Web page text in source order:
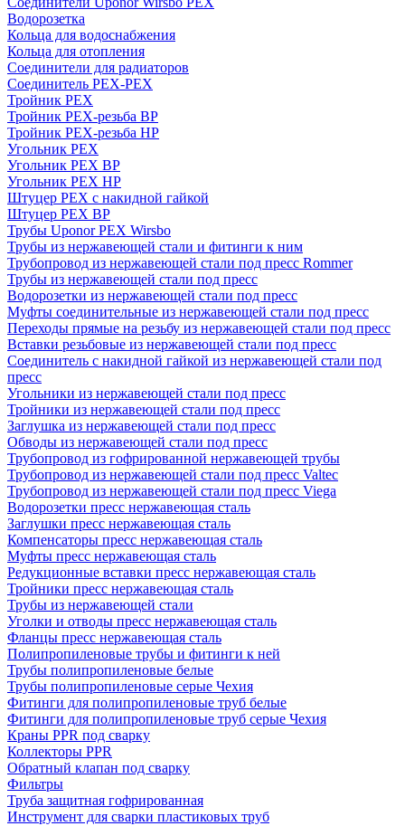
Водорозетка
Кольца для водоснабжения
Кольца для отопления
Соединители для радиаторов
Соединитель PEX-PEX
Тройник PEX
Тройник PEX-резьба ВР
Тройник PEX-резьба НР
Угольник PEX
Угольник PEX ВР
Угольник PEX НР
Штуцер PEX c накидной гайкой
Штуцер PEX ВР
Трубы Uponor PEX Wirsbo
Трубы из нержавеющей стали и фитинги к ним
Трубопровод из нержавеющей стали под пресс Rommer
Трубы из нержавеющей стали под пресс
Водорозетки из нержавеющей стали под пресс
Муфты соединительные из нержавеющей стали под пресс
Переходы прямые на резьбу из нержавеющей стали под пресс
Вставки резьбовые из нержавеющей стали под пресс
Соединитель с накидной гайкой из нержавеющей стали под
пресс
Угольники из нержавеющей стали под пресс
Тройники из нержавеющей стали под пресс
Заглушка из нержавеющей стали под пресс
Обводы из нержавеющей стали под пресс
Трубопровод из гофрированной нержавеющей трубы
Трубопровод из нержавеющей стали под пресс Valtec
Трубопровод из нержавеющей стали под пресс Viega
Водорозетки пресс нержавеющая сталь
Заглушки пресс нержавеющая сталь
Компенсаторы пресс нержавеющая сталь
Муфты пресс нержавеющая сталь
Редукционные вставки пресс нержавеющая сталь
Тройники пресс нержавеющая сталь
Трубы из нержавеющей стали
Уголки и отводы пресс нержавеющая сталь
Фланцы пресс нержавеющая сталь
Полипропиленовые трубы и фитинги к ней
Трубы полипропиленовые белые
Трубы полипропиленовые серые Чехия
Фитинги для полипропиленовые труб белые
Фитинги для полипропиленовые труб серые Чехия
Краны PPR под сварку
Коллекторы PPR
Обратный клапан под сварку
Фильтры
Труба защитная гофрированная
Инструмент для сварки пластиковых труб